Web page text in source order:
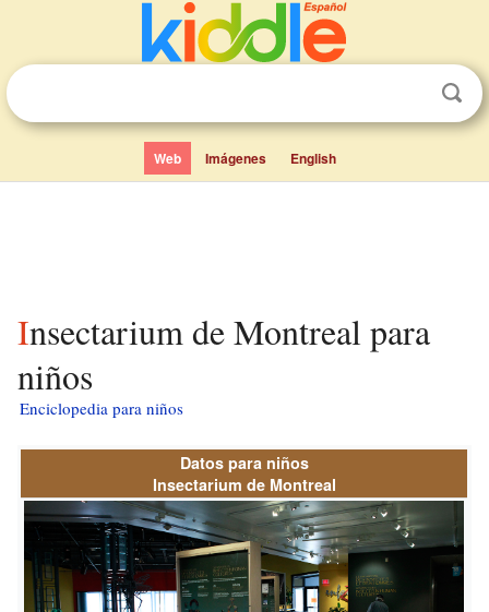
Web Imágenes English
Insectarium de Montreal para
niños
Enciclopedia para niños
Datos para niños
Insectarium de Montreal